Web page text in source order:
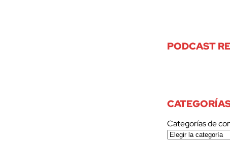
PODCAST
Categorías de